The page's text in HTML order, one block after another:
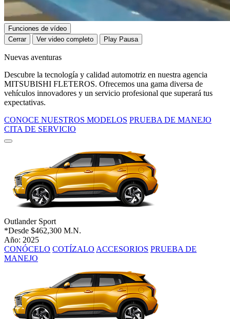
Funciones de vídeo
Cerrar
Ver video completo Play Pausa
Nuevas aventuras
Descubre la tecnología y calidad automotriz en nuestra agencia
MITSUBISHI FLETEROS. Ofrecemos una gama diversa de
vehículos innovadores y un servicio profesional que superará tus
expectativas.
CONOCE NUESTROS MODELOS PRUEBA DE MANEJO
CITA DE SERVICIO
Outlander Sport
*Desde $462,300 M.N.
Año: 2025
CONÓCELO COTÍZALO ACCESORIOS PRUEBA DE
MANEJO